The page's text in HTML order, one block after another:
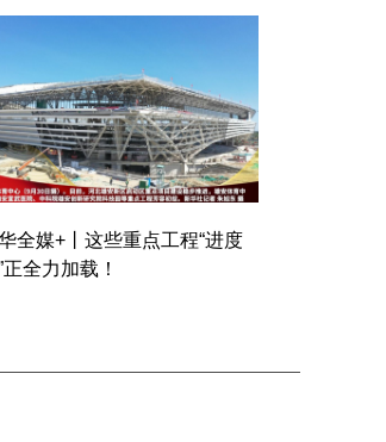
全媒+丨这些重点工程“进度
正全力加载！